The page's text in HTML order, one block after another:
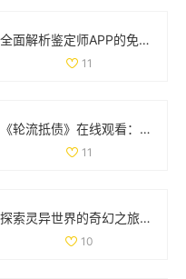
全面解析鉴定师APP的免费使用方法及功能介绍
11
《轮流抵债》在线观看：一起见证如何巧妙应对债务危机的故事
11
探索灵异世界的奇幻之旅：扌喿辶畐中的神秘故事与角色解析
10